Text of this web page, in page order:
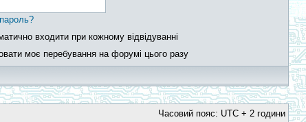
входити при кожному відвідуванні
моє перебування на форумі цього разу
Часовий пояс: UTC + 2 години